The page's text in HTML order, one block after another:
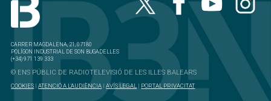
CARRER MAGDALENA, 21, 07180
POLÍGON INDUSTRIAL DE SON BUGADELLES
(+34) 971 139 333
© ENS PÚBLIC DE RADIOTELEVISIÓ DE LES ILLES BALEARS
COOKIES |ATENCIÓ A L'AUDIÈNCIA |AVÍS LEGAL | PORTAL PRIVACITAT